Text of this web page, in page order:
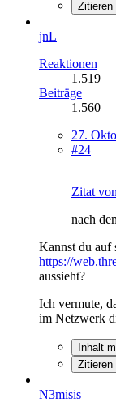
Zitieren
jnL
Reaktionen
1.519
Beiträge
1.560
27.
#24
Zitat
nach
Kannst du auf
https://
aussieht?
Ich vermute,
im Netzwerk
Inhalt
Zitieren
N3misis